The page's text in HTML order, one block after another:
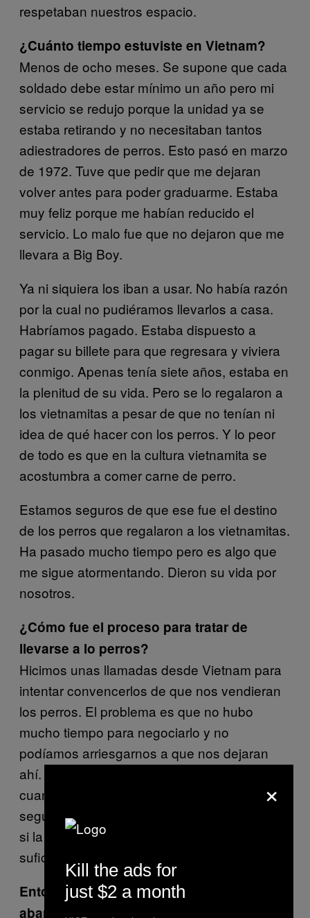
respetaban nuestros espacio.
¿Cuánto tiempo estuviste en Vietnam?
Menos de ocho meses. Se supone que cada
soldado debe estar mínimo un año pero mi
servicio se redujo porque la unidad ya se
estaba retirando y no necesitaban tantos
adiestradores de perros. Esto pasó en marzo
de 1972. Tuve que pedir que me dejaran
volver antes para poder graduarme. Estaba
muy feliz porque me habían reducido el
servicio. Lo malo fue que no dejaron que me
llevara a Big Boy.
Ya ni siquiera los iban a usar. No había razón
por la cual no pudiéramos llevarlos a casa.
Habríamos pagado. Estaba dispuesto a
pagar su billete para que regresara y viviera
conmigo. Apenas tenía siete años, estaba en
la plenitud de su vida. Pero se lo regalaron a
los vietnamitas a pesar de que no tenían ni
idea de qué hacer con los perros. Y lo peor
de todo es que en la cultura vietnamita se
acostumbra a comer carne de perro.
Estamos seguros de que ese fue el destino
de los perros que regalaron a los vietnamitas.
Ha pasado mucho tiempo pero es algo que
me sigue atormentando. Dieron su vida por
nosotros.
¿Cómo fue el proceso para tratar de
llevarse a lo perros?
Hicimos unas llamadas desde Vietnam para
intentar convencerlos de que nos vendieran
los perros. El problema es que no hubo
mucho tiempo para negociarlo y no
podíamos arriesgarnos a que nos dejaran
ahí. Queríamos irnos lo antes posible. En
cuanto empezamos a insistir, nos dijeron: «Si
seguís con eso, os vais a quedar allí». No sé
si la amenaza iba en serio, pero fue
suficiente para que la mayoría desistiera.
Entonces, ¿el ejército estaba decidido a
abandonar a los perros militares?
×
Kill the ads for
just $2 a month